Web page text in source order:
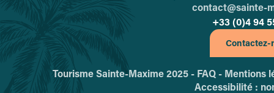
contact@sainte-
+33 (0)4 94
Contactez-
Tourisme Sainte-Maxime 2025 - FAQ - Mentions
Accessibilité :